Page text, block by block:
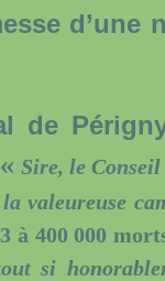
d’une
Périgny
« Sire, le
valeureuse
à 400 000
si